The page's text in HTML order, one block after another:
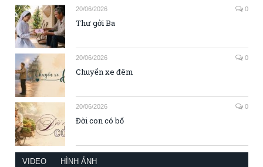
20/06/2026 0
Thư gởi Ba
20/06/2026 0
Chuyến xe đêm
20/06/2026 0
Đời con có bố
VIDEO HÌNH ẢNH